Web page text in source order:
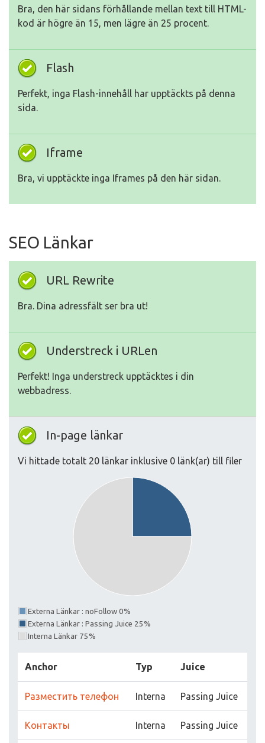
Bra, den här sidans förhållande mellan text till HTML-
kod är högre än 15, men lägre än 25 procent.
Flash
Perfekt, inga Flash-innehåll har upptäckts på denna
sida.
Iframe
Bra, vi upptäckte inga Iframes på den här sidan.
SEO Länkar
URL Rewrite
Bra. Dina adressfält ser bra ut!
Understreck i URLen
Perfekt! Inga understreck upptäcktes i din
webbadress.
In-page länkar
Vi hittade totalt 20 länkar inklusive 0 länk(ar) till filer
Externa Länkar : noFollow 0%
Externa Länkar : Passing Juice 25%
Interna Länkar 75%
Anchor Typ Juice
Разместить телефон Interna Passing Juice
Контакты Interna Passing Juice